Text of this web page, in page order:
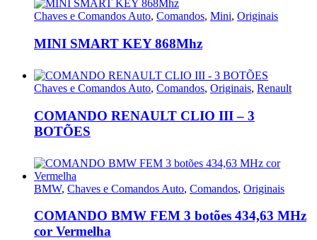
Chaves e Comandos Auto, Comandos, Mini, Originais
MINI SMART KEY 868Mhz
Chaves e Comandos Auto, Comandos, Originais, Renault
COMANDO RENAULT CLIO III – 3
BOTÕES
BMW, Chaves e Comandos Auto, Comandos, Originais
COMANDO BMW FEM 3 botões 434,63 MHz
cor Vermelha